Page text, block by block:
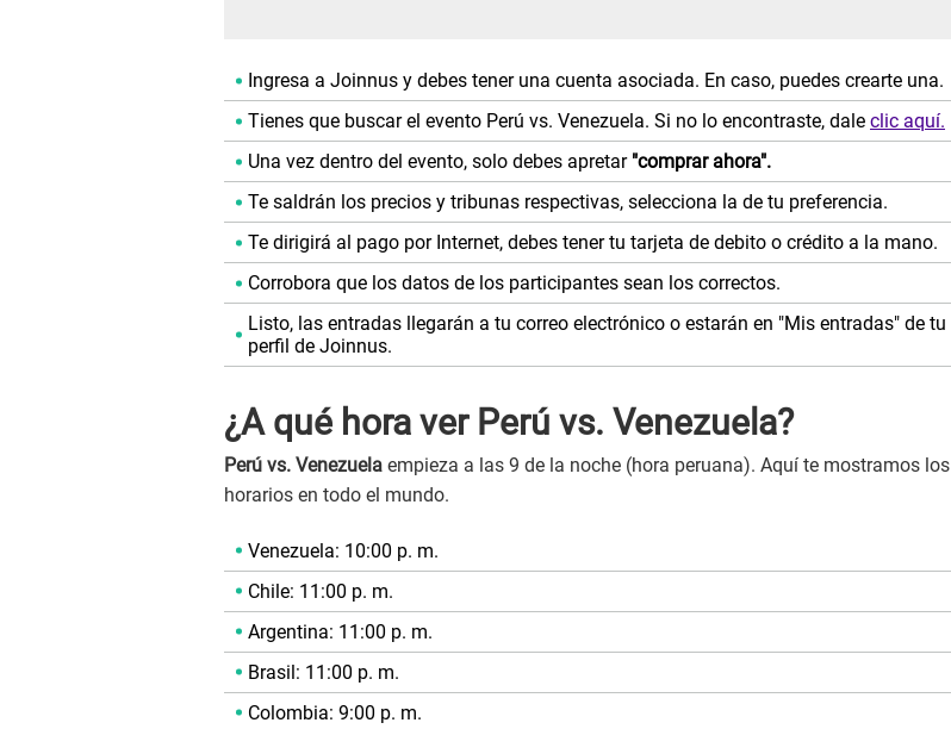
Ingresa a Joinnus y debes tener una cuenta asociada. En caso, puedes crearte una.
Tienes que buscar el evento Perú vs. Venezuela. Si no lo encontraste, dale clic aquí.
Una vez dentro del evento, solo debes apretar "comprar ahora".
Te saldrán los precios y tribunas respectivas, selecciona la de tu preferencia.
Te dirigirá al pago por Internet, debes tener tu tarjeta de debito o crédito a la mano.
Corrobora que los datos de los participantes sean los correctos.
Listo, las entradas llegarán a tu correo electrónico o estarán en "Mis entradas" de tu
perfil de Joinnus.
¿A qué hora ver Perú vs. Venezuela?
Perú vs. Venezuela empieza a las 9 de la noche (hora peruana). Aquí te mostramos los
horarios en todo el mundo.
Venezuela: 10:00 p. m.
Chile: 11:00 p. m.
Argentina: 11:00 p. m.
Brasil: 11:00 p. m.
Colombia: 9:00 p. m.